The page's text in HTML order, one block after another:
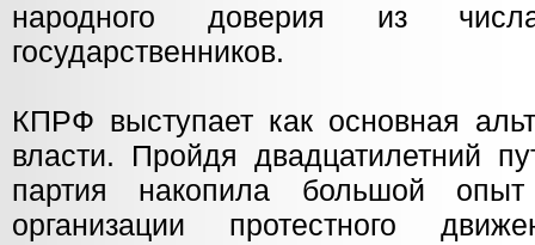
народного доверия из
государственников.
КПРФ выступает как основная
власти. Пройдя двадцатилетний
партия накопила большой
организации протестного